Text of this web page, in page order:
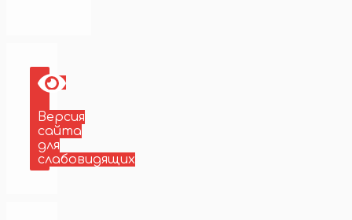
Версия
сайта
для
слабовидящих